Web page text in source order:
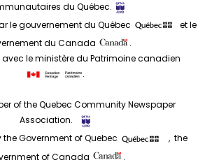
du Québec.
le gouvernement du Québec
et le
du Canada
.
le ministère du Patrimoine canadien
.
of the Quebec Community Newspaper
Association.
the Government of Quebec
, the
of Canada
.